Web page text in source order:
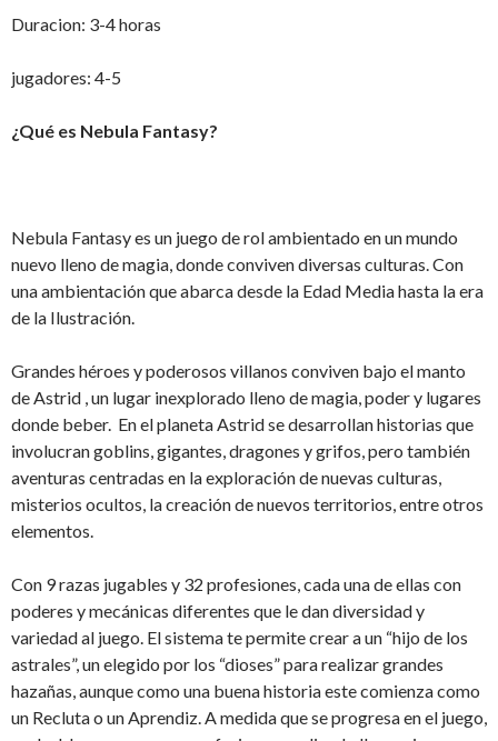
Duracion: 3-4 horas
jugadores: 4-5
¿Qué es Nebula Fantasy?
Nebula Fantasy es un juego de rol ambientado en un mundo
nuevo lleno de magia, donde conviven diversas culturas. Con
una ambientación que abarca desde la Edad Media hasta la era
de la Ilustración.
Grandes héroes y poderosos villanos conviven bajo el manto
de Astrid , un lugar inexplorado lleno de magia, poder y lugares
donde beber. En el planeta Astrid se desarrollan historias que
involucran goblins, gigantes, dragones y grifos, pero también
aventuras centradas en la exploración de nuevas culturas,
misterios ocultos, la creación de nuevos territorios, entre otros
elementos.
Con 9 razas jugables y 32 profesiones, cada una de ellas con
poderes y mecánicas diferentes que le dan diversidad y
variedad al juego. El sistema te permite crear a un “hijo de los
astrales”, un elegido por los “dioses” para realizar grandes
hazañas, aunque como una buena historia este comienza como
un Recluta o un Aprendiz. A medida que se progresa en el juego,